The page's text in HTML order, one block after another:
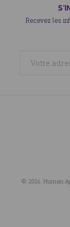
la donne avant
aumônes»
Recevez les
© 2026. Human